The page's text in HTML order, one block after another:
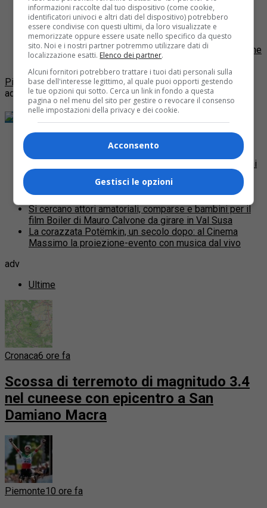
La Guardia di Finanza di Torino ha notificato questa
mattina tre avvisi di garanzia ad ex dirigenti della
Parcolimpico spa, ipotizzando irregolarità nella gara che
aveva...
Più post
adv
Dai blog di QP
Cycling Around Torino: le 10 tappe del percorso
A che punto siamo del Progetto VENTO per realizzare
un’infrastruttura ciclabile di oltre 700 km lungo gli argini
Il Museo del Cinema omaggia Alfred Hitchcock
proiettando 12 capolavori americani
Si cercano attori amatoriali, comparse e bambini per il
film Boiler di Mauro Calvone da girare in Val Susa
La corazzata Potëmkin, un secolo dopo: al Cinema
Massimo la proiezione-evento con musica dal vivo
adv
Ultime
Cronaca6 ore fa
Scossa di terremoto di magnitudo 3.4
nel cuneese con epicentro a San
Damiano Macra
Piemonte10 ore fa
informazioni raccolte dal tuo dispositivo (come cookie,
identificatori univoci e altri dati del dispositivo) potrebbero
essere condivise con questi ultimi, da loro visualizzate e
memorizzate oppure essere usate nello specifico da questo
sito. Noi e i nostri partner potremmo utilizzare dati di
localizzazione esatti. Elenco dei partner.
Alcuni fornitori potrebbero trattare i tuoi dati personali sulla
base dell'interesse legittimo, al quale puoi opporti gestendo
le tue opzioni qui sotto. Cerca un link in fondo a questa
pagina o nel menu del sito per gestire o revocare il consenso
nelle impostazioni della privacy e dei cookie.
Acconsento
Gestisci le opzioni